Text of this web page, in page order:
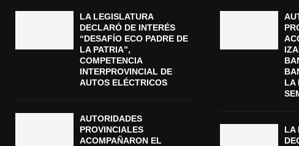
LA LEGISLATURA
DECLARÓ DE INTERÉS
“DESAFÍO ECO PADRE DE
LA PATRIA”,
COMPETENCIA
INTERPROVINCIAL DE
AUTOS ELÉCTRICOS
AUTORIDADES
PROVINCIALES
ACOMPAÑARON EL
LA
LA